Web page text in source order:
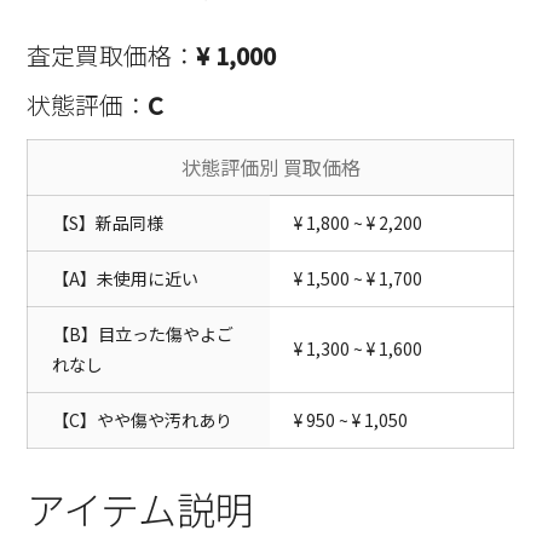
査定買取価格：¥ 1,000
状態評価： C
状態評価別 買取価格
【S】新品同様 ¥ 1,800 ~ ¥ 2,200
【A】未使用に近い ¥ 1,500 ~ ¥ 1,700
【B】目立った傷やよご
れなし
¥ 1,300 ~ ¥ 1,600
【C】やや傷や汚れあり ¥ 950 ~ ¥ 1,050
アイテム説明